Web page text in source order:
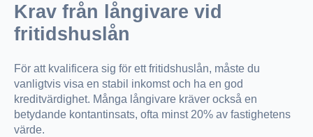
Krav från långivare vid
fritidshuslån
För att kvalificera sig för ett fritidshuslån, måste du
vanligtvis visa en stabil inkomst och ha en god
kreditvärdighet. Många långivare kräver också en
betydande kontantinsats, ofta minst 20% av fastighetens
värde.